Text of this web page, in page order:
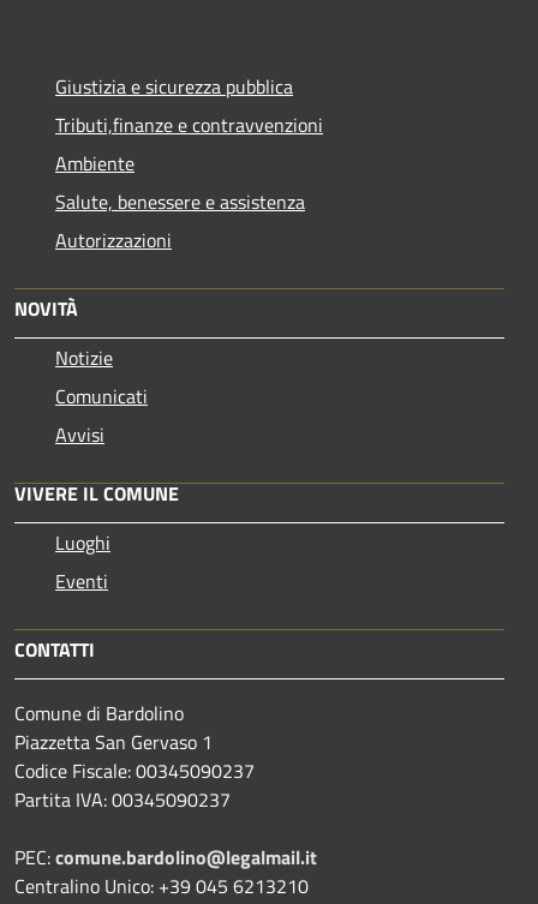
Giustizia e sicurezza pubblica
Tributi,finanze e contravvenzioni
Ambiente
Salute, benessere e assistenza
Autorizzazioni
NOVITÀ
Notizie
Comunicati
Avvisi
VIVERE IL COMUNE
Luoghi
Eventi
CONTATTI
Comune di Bardolino
Piazzetta San Gervaso 1
Codice Fiscale: 00345090237
Partita IVA: 00345090237
PEC:comune.bardolino@legalmail.it
Centralino Unico: +39 045 6213210